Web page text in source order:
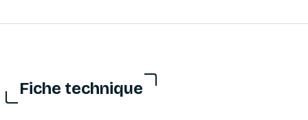
Fiche technique